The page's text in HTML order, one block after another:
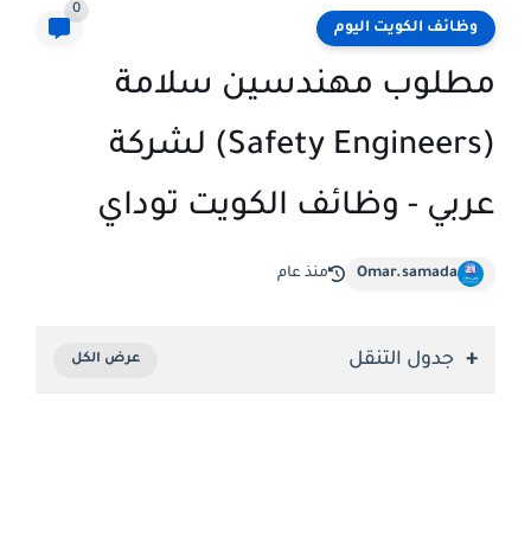
وظائف الكويت اليوم
0
مطلوب مهندسين سلامة
(Safety Engineers) لشركة
عربي - وظائف الكويت توداي
Omar.samada منذ عام
جدول التنقل